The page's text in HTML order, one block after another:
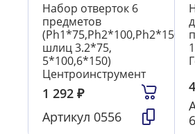
Набор отверток 6
предметов
(Ph1*75,Ph2*100,Ph2*150,
шлиц 3.2*75,
5*100,6*150)
Центроинструмент
1 292 ₽
Артикул 0556